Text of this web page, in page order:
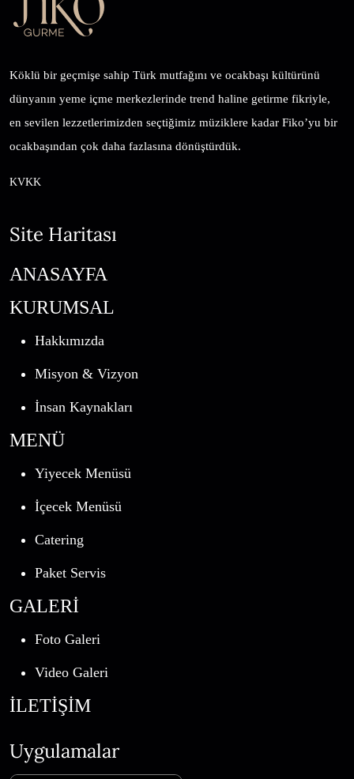
Köklü bir geçmişe sahip Türk mutfağını ve ocakbaşı kültürünü
dünyanın yeme içme merkezlerinde trend haline getirme fikriyle,
en sevilen lezzetlerimizden seçtiğimiz müziklere kadar Fiko’yu bir
ocakbaşından çok daha fazlasına dönüştürdük.
KVKK
Site Haritası
ANASAYFA
KURUMSAL
Hakkımızda
Misyon & Vizyon
İnsan Kaynakları
MENÜ
Yiyecek Menüsü
İçecek Menüsü
Catering
Paket Servis
GALERİ
Foto Galeri
Video Galeri
İLETİŞİM
Uygulamalar